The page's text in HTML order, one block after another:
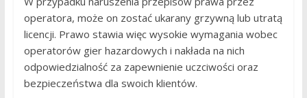
operatora, może on zostać ukarany grzywną lub utratą
licencji. Prawo stawia więc wysokie wymagania wobec
operatorów gier hazardowych i nakłada na nich
odpowiedzialność za zapewnienie uczciwości oraz
bezpieczeństwa dla swoich klientów.